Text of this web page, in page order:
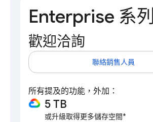
Enterprise 系列
歡迎洽詢
聯絡銷售人員
所有提及的功能，外加：
5 TB
或升級取得更多儲存空間*